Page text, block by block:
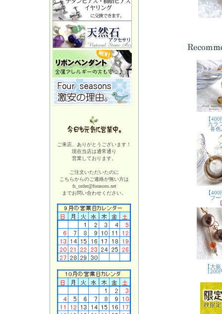
ご来店、ありがとうございます！
現在当店は通常通り
営業しております。
ご注文いただいたのに
こちらからのご連絡が無い方は
fs_order@fseasons.net
までお問い合わせください。